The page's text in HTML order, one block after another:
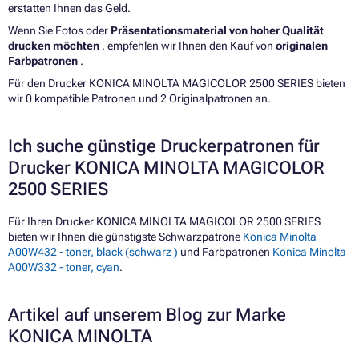
erstatten Ihnen das Geld.
Wenn Sie Fotos oder Präsentationsmaterial von hoher Qualität
drucken möchten , empfehlen wir Ihnen den Kauf von originalen
Farbpatronen .
Für den Drucker KONICA MINOLTA MAGICOLOR 2500 SERIES bieten
wir 0 kompatible Patronen und 2 Originalpatronen an.
Ich suche günstige Druckerpatronen für
Drucker KONICA MINOLTA MAGICOLOR
2500 SERIES
Für Ihren Drucker KONICA MINOLTA MAGICOLOR 2500 SERIES
bieten wir Ihnen die günstigste Schwarzpatrone Konica Minolta
A00W432 - toner, black (schwarz ) und Farbpatronen Konica Minolta
A00W332 - toner, cyan.
Artikel auf unserem Blog zur Marke
KONICA MINOLTA